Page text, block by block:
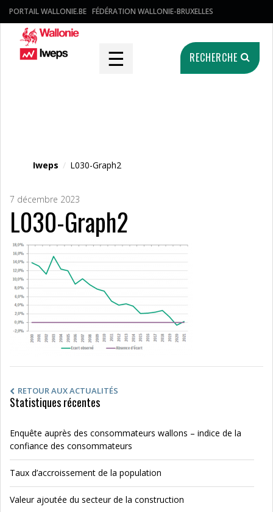
PORTAIL WALLONIE.BE FÉDÉRATION WALLONIE-BRUXELLES
☰ RECHERCHE
Iweps / L030-Graph2
7 décembre 2023
L030-Graph2
RETOUR AUX ACTUALITÉS
Statistiques récentes
Enquête auprès des consommateurs wallons – indice de la
confiance des consommateurs
Taux d’accroissement de la population
Valeur ajoutée du secteur de la construction